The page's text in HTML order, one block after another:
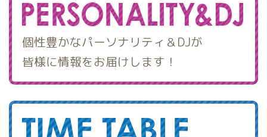
個性豊かなパーソナリティ＆DJが
皆様に情報をお届けします！